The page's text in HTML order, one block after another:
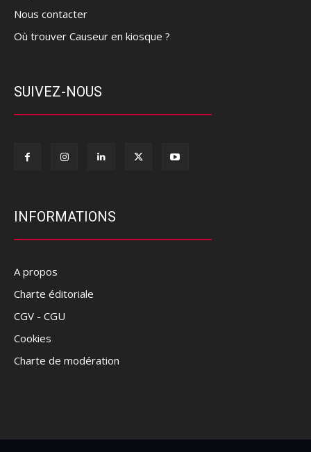
Nous contacter
Où trouver Causeur en kiosque ?
SUIVEZ-NOUS
INFORMATIONS
A propos
Charte éditoriale
CGV - CGU
Cookies
Charte de modération